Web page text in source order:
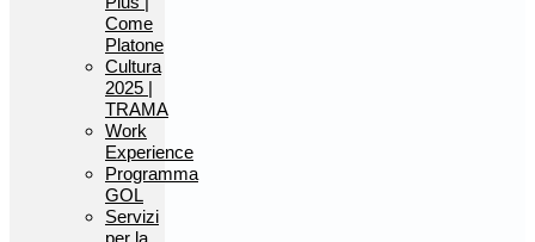
Come
Platone
Cultura
2025 |
TRAMA
Work
Experience
Programma
GOL
Servizi